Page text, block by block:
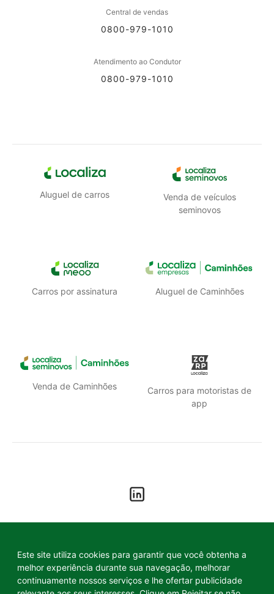
Este site utiliza cookies para garantir que você obtenha a
melhor experiência durante sua navegação, melhorar
continuamente nossos serviços e lhe ofertar publicidade
Central de vendas
0800-979-1010
Atendimento ao Condutor
0800-979-1010
Aluguel de carros
Venda de veículos
seminovos
Carros por assinatura Aluguel de Caminhões
Venda de Caminhões
Carros para motoristas de
app
Termos de uso